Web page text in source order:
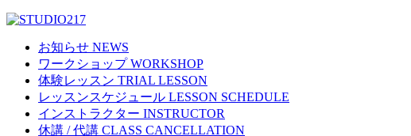
お知らせ NEWS
ワークショップ WORKSHOP
体験レッスン TRIAL LESSON
レッスンスケジュール LESSON SCHEDULE
インストラクター INSTRUCTOR
休講 / 代講 CLASS CANCELLATION